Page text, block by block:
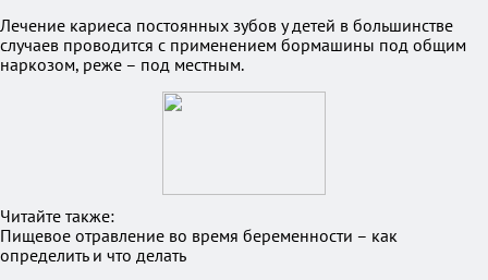
Лечение кариеса постоянных зубов у детей в большинстве
случаев проводится с применением бормашины под общим
наркозом, реже – под местным.
Читайте также:
Пищевое отравление во время беременности – как
определить и что делать